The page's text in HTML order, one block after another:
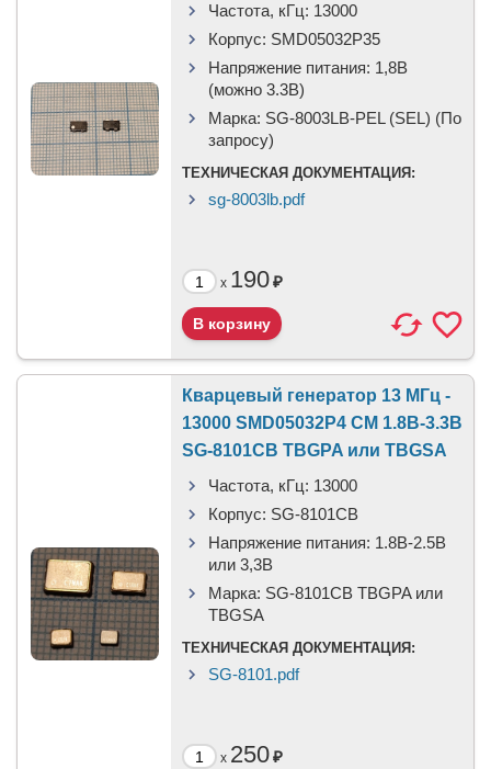
Частота, кГц: 13000
Корпус: SMD05032P35
Напряжение питания: 1,8В
(можно 3.3В)
Марка: SG-8003LB-PEL (SEL) (По
запросу)
ТЕХНИЧЕСКАЯ ДОКУМЕНТАЦИЯ:
sg-8003lb.pdf
x 190₽
Кварцевый генератор 13 МГц -
13000 SMD05032P4 CM 1.8В-3.3В
SG-8101CB TBGPA или TBGSA
Частота, кГц: 13000
Корпус: SG-8101CB
Напряжение питания: 1.8В-2.5B
или 3,3B
Марка: SG-8101CB TBGPA или
TBGSA
ТЕХНИЧЕСКАЯ ДОКУМЕНТАЦИЯ:
SG-8101.pdf
x 250₽